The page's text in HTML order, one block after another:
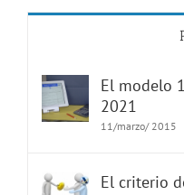
El modelo
2021
11/marzo/ 2015
El criterio